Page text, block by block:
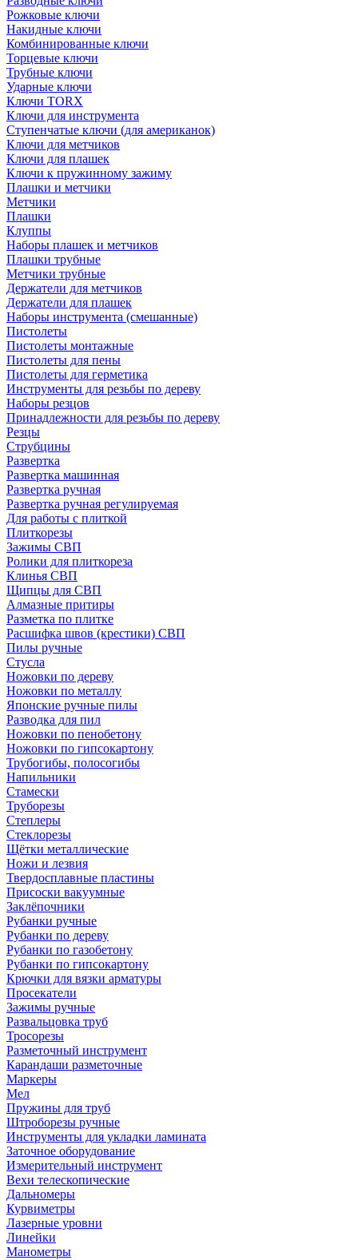
Рожковые ключи
Накидные ключи
Комбинированные ключи
Торцевые ключи
Трубные ключи
Ударные ключи
Ключи TORX
Ключи для инструмента
Ступенчатые ключи (для американок)
Ключи для метчиков
Ключи для плашек
Ключи к пружинному зажиму
Плашки и метчики
Метчики
Плашки
Клуппы
Наборы плашек и метчиков
Плашки трубные
Метчики трубные
Держатели для метчиков
Держатели для плашек
Наборы инструмента (смешанные)
Пистолеты
Пистолеты монтажные
Пистолеты для пены
Пистолеты для герметика
Инструменты для резьбы по дереву
Наборы резцов
Принадлежности для резьбы по дереву
Резцы
Струбцины
Развертка
Развертка машинная
Развертка ручная
Развертка ручная регулируемая
Для работы с плиткой
Плиткорезы
Зажимы СВП
Ролики для плиткореза
Клинья СВП
Щипцы для СВП
Алмазные притиры
Разметка по плитке
Расшифка швов (крестики) СВП
Пилы ручные
Стусла
Ножовки по дереву
Ножовки по металлу
Японские ручные пилы
Разводка для пил
Ножовки по пенобетону
Ножовки по гипсокартону
Трубогибы, полосогибы
Напильники
Стамески
Труборезы
Степлеры
Стеклорезы
Щётки металлические
Ножи и лезвия
Твердосплавные пластины
Присоски вакуумные
Заклёпочники
Рубанки ручные
Рубанки по дереву
Рубанки по газобетону
Рубанки по гипсокартону
Крючки для вязки арматуры
Просекатели
Зажимы ручные
Развальцовка труб
Тросорезы
Разметочный инструмент
Карандаши разметочные
Маркеры
Мел
Пружины для труб
Штроборезы ручные
Инструменты для укладки ламината
Заточное оборудование
Измерительный инструмент
Вехи телескопические
Дальномеры
Курвиметры
Лазерные уровни
Линейки
Манометры